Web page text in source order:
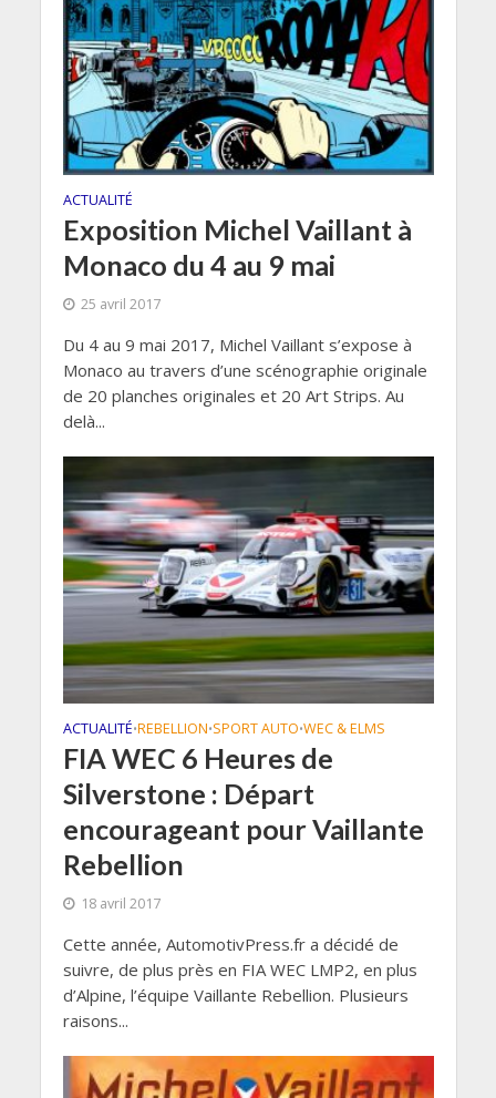
ACTUALITÉ
Exposition Michel Vaillant à
Monaco du 4 au 9 mai
25 avril 2017
Du 4 au 9 mai 2017, Michel Vaillant s’expose à
Monaco au travers d’une scénographie originale
de 20 planches originales et 20 Art Strips. Au
delà...
ACTUALITÉ•REBELLION•SPORT AUTO•WEC & ELMS
FIA WEC 6 Heures de
Silverstone : Départ
encourageant pour Vaillante
Rebellion
18 avril 2017
Cette année, AutomotivPress.fr a décidé de
suivre, de plus près en FIA WEC LMP2, en plus
d’Alpine, l’équipe Vaillante Rebellion. Plusieurs
raisons...